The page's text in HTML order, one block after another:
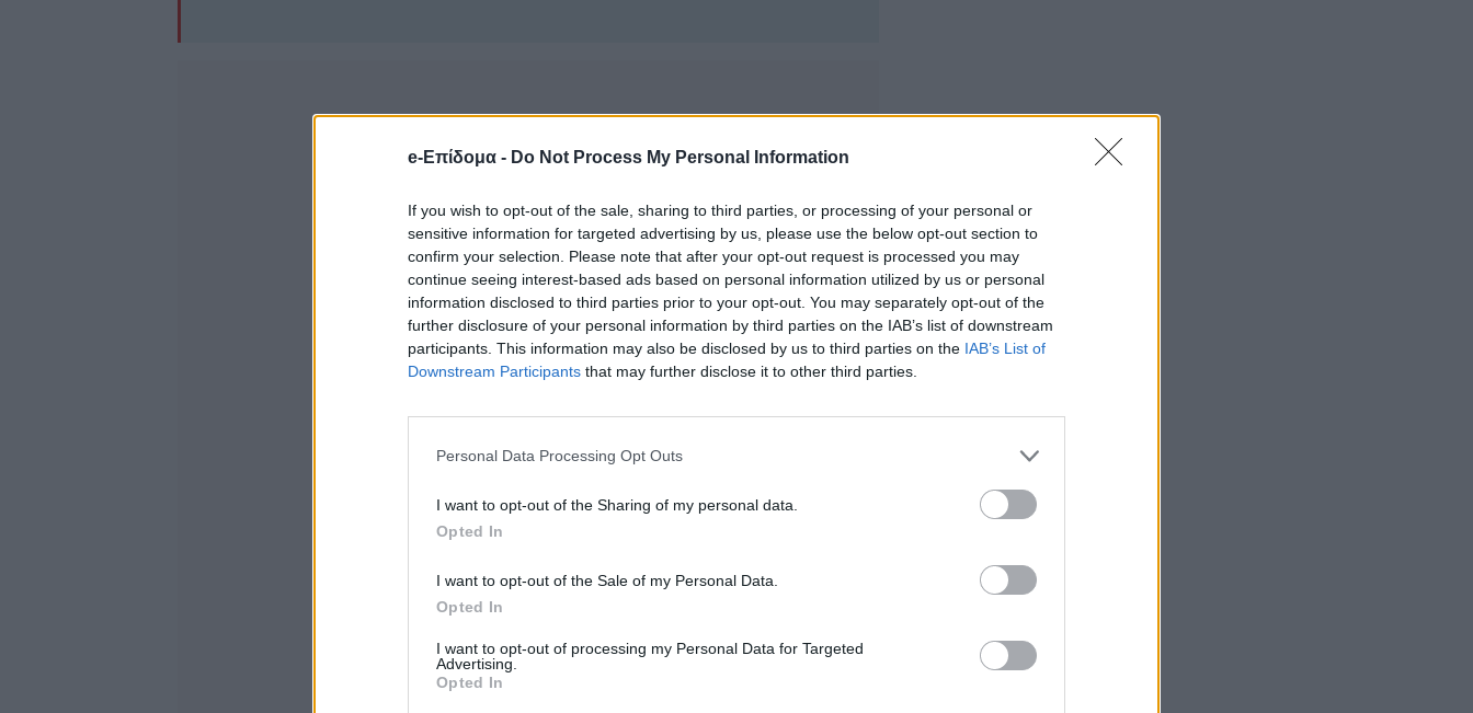
e-Επίδομα - Do Not Process My Personal Information
If you wish to opt-out of the sale, sharing to third parties, or processing of your personal or
sensitive information for targeted advertising by us, please use the below opt-out section to
confirm your selection. Please note that after your opt-out request is processed you may
continue seeing interest-based ads based on personal information utilized by us or personal
information disclosed to third parties prior to your opt-out. You may separately opt-out of the
further disclosure of your personal information by third parties on the IAB’s list of downstream
participants. This information may also be disclosed by us to third parties on the IAB’s List of
Downstream Participants that may further disclose it to other third parties.
Personal Data Processing Opt Outs
I want to opt-out of the Sharing of my personal data.
Opted In
I want to opt-out of the Sale of my Personal Data.
Opted In
I want to opt-out of processing my Personal Data for Targeted
Advertising.
Opted In